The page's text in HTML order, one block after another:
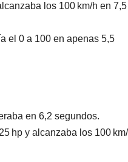
los 100 km/h en 7,5
el 0 a 100 en apenas 5,5
en 6,2 segundos.
hp y alcanzaba los 100